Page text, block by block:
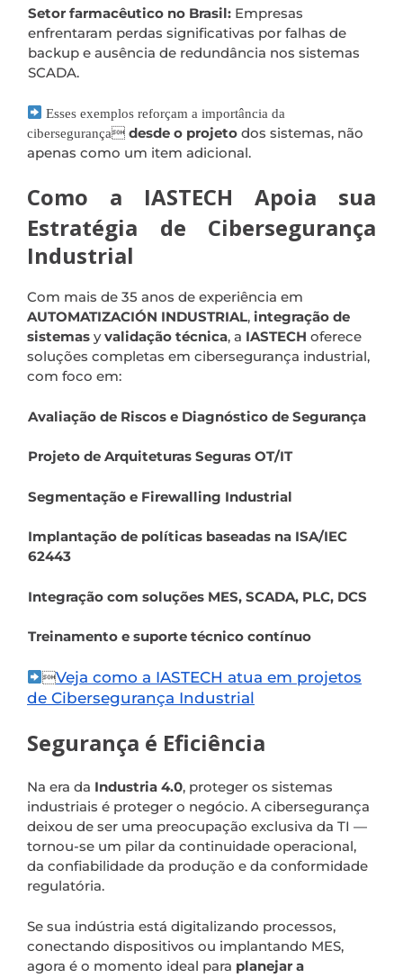
Setor farmacêutico no Brasil: Empresas
enfrentaram perdas significativas por falhas de
backup e ausência de redundância nos sistemas
SCADA.
Esses exemplos reforçam a importância da
cibersegurança desde o projeto dos sistemas, não
apenas como um item adicional.
Como a IASTECH Apoia sua
Estratégia de Cibersegurança
Industrial
Com mais de 35 anos de experiência em
AUTOMATIZACIÓN INDUSTRIAL, integração de
sistemas yvalidação técnica, a IASTECH oferece
soluções completas em cibersegurança industrial,
com foco em:
Avaliação de Riscos e Diagnóstico de Segurança
Projeto de Arquiteturas Seguras OT/IT
Segmentação e Firewalling Industrial
Implantação de políticas baseadas na ISA/IEC
62443
Integração com soluções MES, SCADA, PLC, DCS
Treinamento e suporte técnico contínuo
Veja como a IASTECH atua em projetos
de Cibersegurança Industrial
Segurança é Eficiência
Na era da Industria 4.0, proteger os sistemas
industriais é proteger o negócio. A cibersegurança
deixou de ser uma preocupação exclusiva da TI —
tornou-se um pilar da continuidade operacional,
da confiabilidade da produção e da conformidade
regulatória.
Se sua indústria está digitalizando processos,
conectando dispositivos ou implantando MES,
agora é o momento ideal para planejar a